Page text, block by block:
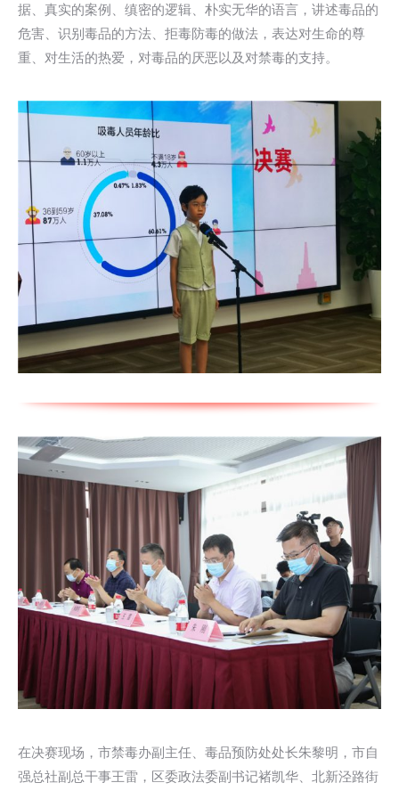
据、真实的案例、缜密的逻辑、朴实无华的语言，讲述毒品的
危害、识别毒品的方法、拒毒防毒的做法，表达对生命的尊
重、对生活的热爱，对毒品的厌恶以及对禁毒的支持。
在决赛现场，市禁毒办副主任、毒品预防处处长朱黎明，市自
强总社副总干事王雷，区委政法委副书记褚凯华、北新泾路街